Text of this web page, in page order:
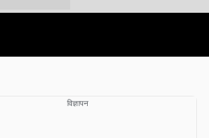
विज्ञापन